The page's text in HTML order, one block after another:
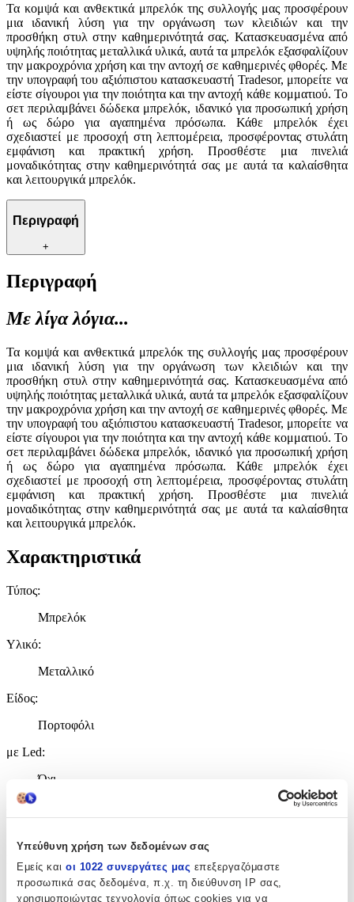
Υπεύθυνη χρήση των δεδομένων σας
Εμείς και οι 1022 συνεργάτες μας επεξεργαζόμαστε
προσωπικά σας δεδομένα, π.χ. τη διεύθυνση IP σας,
χρησιμοποιώντας τεχνολογία όπως cookies για να
Τα κομψά και ανθεκτικά μπρελόκ της συλλογής μας προσφέρουν
μια ιδανική λύση για την οργάνωση των κλειδιών και την
προσθήκη στυλ στην καθημερινότητά σας. Κατασκευασμένα από
υψηλής ποιότητας μεταλλικά υλικά, αυτά τα μπρελόκ εξασφαλίζουν
την μακροχρόνια χρήση και την αντοχή σε καθημερινές φθορές. Με
την υπογραφή του αξιόπιστου κατασκευαστή Tradesor, μπορείτε να
είστε σίγουροι για την ποιότητα και την αντοχή κάθε κομματιού. Το
σετ περιλαμβάνει δώδεκα μπρελόκ, ιδανικό για προσωπική χρήση
ή ως δώρο για αγαπημένα πρόσωπα. Κάθε μπρελόκ έχει
σχεδιαστεί με προσοχή στη λεπτομέρεια, προσφέροντας στυλάτη
εμφάνιση και πρακτική χρήση. Προσθέστε μια πινελιά
μοναδικότητας στην καθημερινότητά σας με αυτά τα καλαίσθητα
και λειτουργικά μπρελόκ.
Περιγραφή
+
Περιγραφή
Με λίγα λόγια...
Τα κομψά και ανθεκτικά μπρελόκ της συλλογής μας προσφέρουν
μια ιδανική λύση για την οργάνωση των κλειδιών και την
προσθήκη στυλ στην καθημερινότητά σας. Κατασκευασμένα από
υψηλής ποιότητας μεταλλικά υλικά, αυτά τα μπρελόκ εξασφαλίζουν
την μακροχρόνια χρήση και την αντοχή σε καθημερινές φθορές. Με
την υπογραφή του αξιόπιστου κατασκευαστή Tradesor, μπορείτε να
είστε σίγουροι για την ποιότητα και την αντοχή κάθε κομματιού. Το
σετ περιλαμβάνει δώδεκα μπρελόκ, ιδανικό για προσωπική χρήση
ή ως δώρο για αγαπημένα πρόσωπα. Κάθε μπρελόκ έχει
σχεδιαστεί με προσοχή στη λεπτομέρεια, προσφέροντας στυλάτη
εμφάνιση και πρακτική χρήση. Προσθέστε μια πινελιά
μοναδικότητας στην καθημερινότητά σας με αυτά τα καλαίσθητα
και λειτουργικά μπρελόκ.
Χαρακτηριστικά
Τύπος:
Μπρελόκ
Υλικό:
Μεταλλικό
Είδος:
Πορτοφόλι
με Led:
Όχι
Χειροποίητο
Κατασκευαστής:
Tradesor